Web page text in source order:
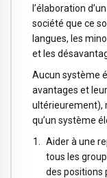
l’élaboration
société que ce
langues, les
et les
Aucun système
avantages et
ultérieurement),
qu’un système
Aider à une
tous les
des positions